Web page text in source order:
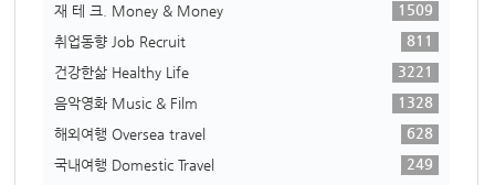
재 테 크. Money & Money
1509
취업동향 Job Recruit
811
건강한삶 Healthy Life
3221
음악영화 Music & Film
1328
해외여행 Oversea travel
628
국내여행 Domestic Travel
249